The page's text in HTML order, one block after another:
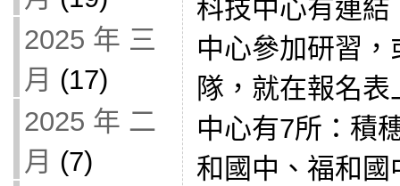
2025 年 三
月 (17)
2025 年 二
月 (7)
科技中心有連
中心參加研習
隊，就在報名
中心有7所：積
和國中、福和